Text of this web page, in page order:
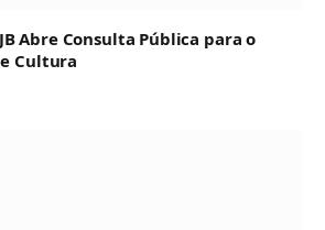
Abre Consulta Pública para o
Cultura